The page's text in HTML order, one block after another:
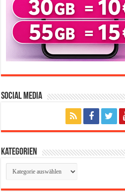
Social Media
Kategorien
Kategorien